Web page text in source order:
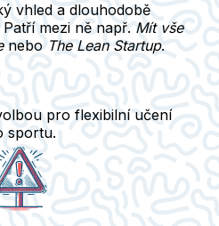
vhled a dlouhodobě
mezi ně např. Mít vše
nebo The Lean Startup.
pro flexibilní učení
sportu.